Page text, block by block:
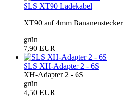
SLS XT90 Ladekabel
XT90 auf 4mm Bananenstecker
grün
7,90 EUR
SLS XH-Adapter 2 - 6S
XH-Adapter 2 - 6S
grün
4,50 EUR